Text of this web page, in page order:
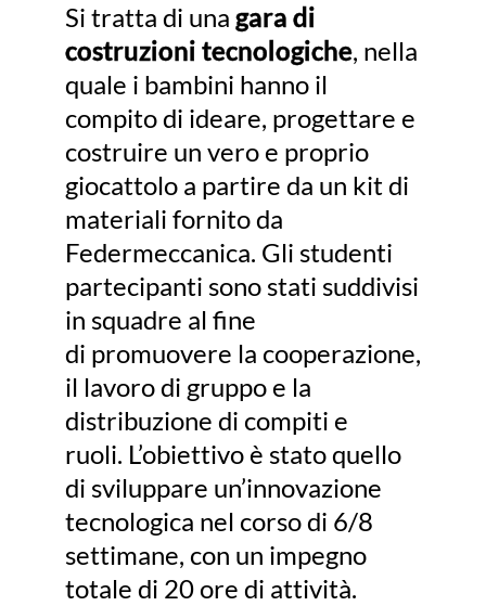
Si tratta di una gara di
costruzioni tecnologiche, nella
quale i bambini hanno il
compito di ideare, progettare e
costruire un vero e proprio
giocattolo a partire da un kit di
materiali fornito da
Federmeccanica. Gli studenti
partecipanti sono stati suddivisi
in squadre al fine
di promuovere la cooperazione,
il lavoro di gruppo e la
distribuzione di compiti e
ruoli. L’obiettivo è stato quello
di sviluppare un’innovazione
tecnologica nel corso di 6/8
settimane, con un impegno
totale di 20 ore di attività.